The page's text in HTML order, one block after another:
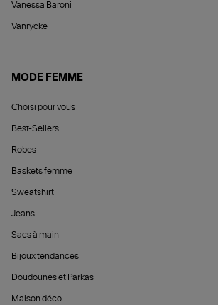
Vanessa Baroni
Vanrycke
MODE FEMME
Choisi pour vous
Best-Sellers
Robes
Baskets femme
Sweatshirt
Jeans
Sacs à main
Bijoux tendances
Doudounes et Parkas
Maison déco